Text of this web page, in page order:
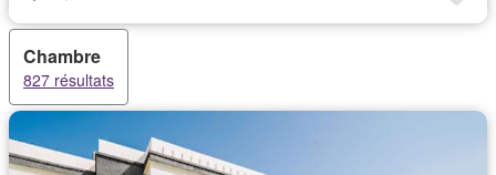
Chambre
827 résultats